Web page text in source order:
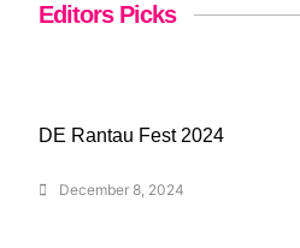
Editors Picks
DE Rantau Fest 2024
December 8, 2024